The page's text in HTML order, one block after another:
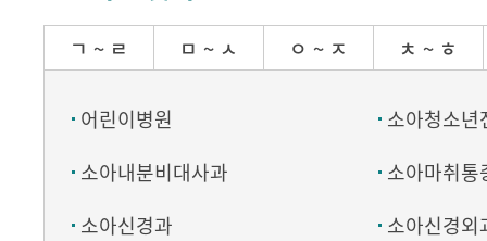
ㄱ ~ ㄹ ㅁ ~ ㅅ ㅇ ~ ㅈ ㅊ ~ ㅎ
어린이병원
소아청소년
소아내분비대사과
소아마취통
소아신경과
소아신경외